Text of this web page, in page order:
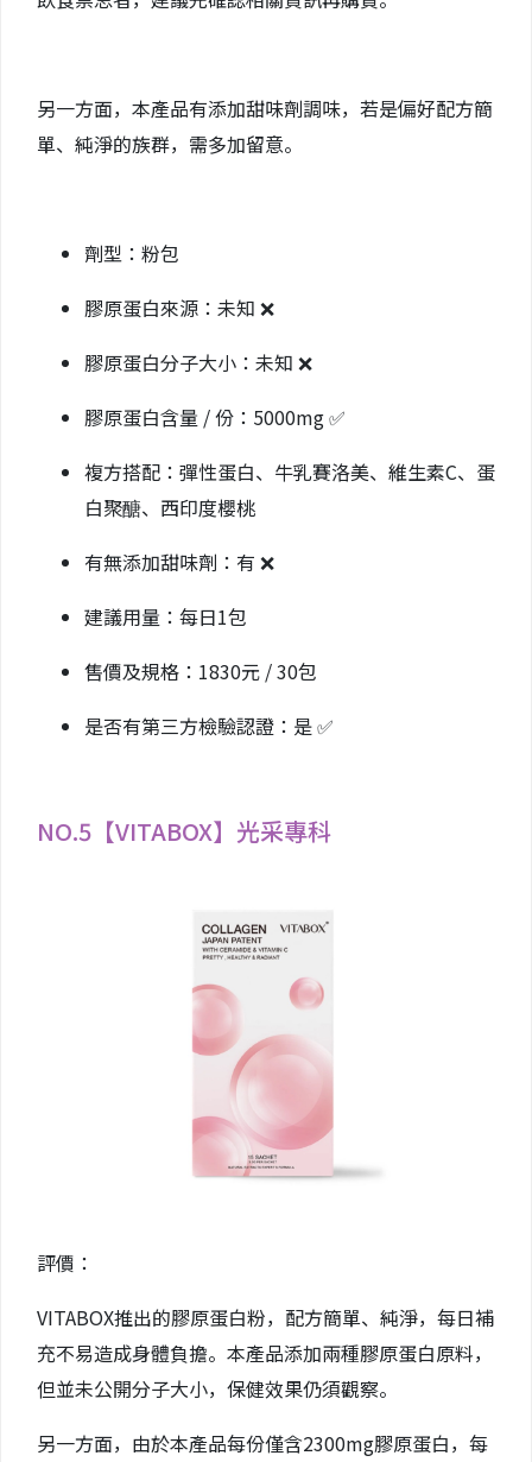
另一方面，本產品有添加甜味劑調味，若是偏好配方簡
單、純淨的族群，需多加留意。
劑型：粉包
膠原蛋白來源：未知 ❌
膠原蛋白分子大小：未知 ❌
膠原蛋白含量 / 份：5000mg ✅
複方搭配：彈性蛋白、牛乳賽洛美、維生素C、蛋
白聚醣、西印度櫻桃
有無添加甜味劑：有 ❌
建議用量：每日1包
售價及規格：1830元 / 30包
是否有第三方檢驗認證：是 ✅
NO.5【VITABOX】光采專科
評價：
VITABOX推出的膠原蛋白粉，配方簡單、純淨，每日補
充不易造成身體負擔。本產品添加兩種膠原蛋白原料，
但並未公開分子大小，保健效果仍須觀察。
另一方面，由於本產品每份僅含2300mg膠原蛋白，每